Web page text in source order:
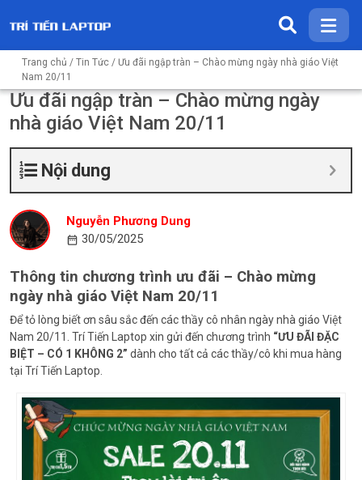
Trang chủ / Tin Tức / Ưu đãi ngập tràn – Chào mừng ngày nhà giáo Việt
Nam 20/11
Ưu đãi ngập tràn – Chào mừng ngày
nhà giáo Việt Nam 20/11
Nội dung
Nguyễn Phương Dung
30/05/2025
Thông tin chương trình ưu đãi – Chào mừng
ngày nhà giáo Việt Nam 20/11
Để tỏ lòng biết ơn sâu sắc đến các thầy cô nhân ngày nhà giáo Việt
Nam 20/11. Trí Tiến Laptop xin gửi đến chương trình “ƯU ĐÃI ĐẶC
BIỆT – CÓ 1 KHÔNG 2” dành cho tất cả các thầy/cô khi mua hàng
tại Trí Tiến Laptop.